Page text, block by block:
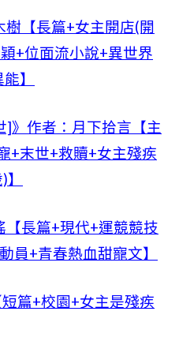
樹【長篇+女主開店(開
+位面流小說+異世界
】
]》作者：月下拾言【主
+末世+救贖+女主殘疾
【長篇+現代+運競競技
員+青春熱血甜寵文】
篇+校園+女主是殘疾